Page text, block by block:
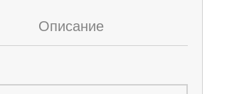
Описание